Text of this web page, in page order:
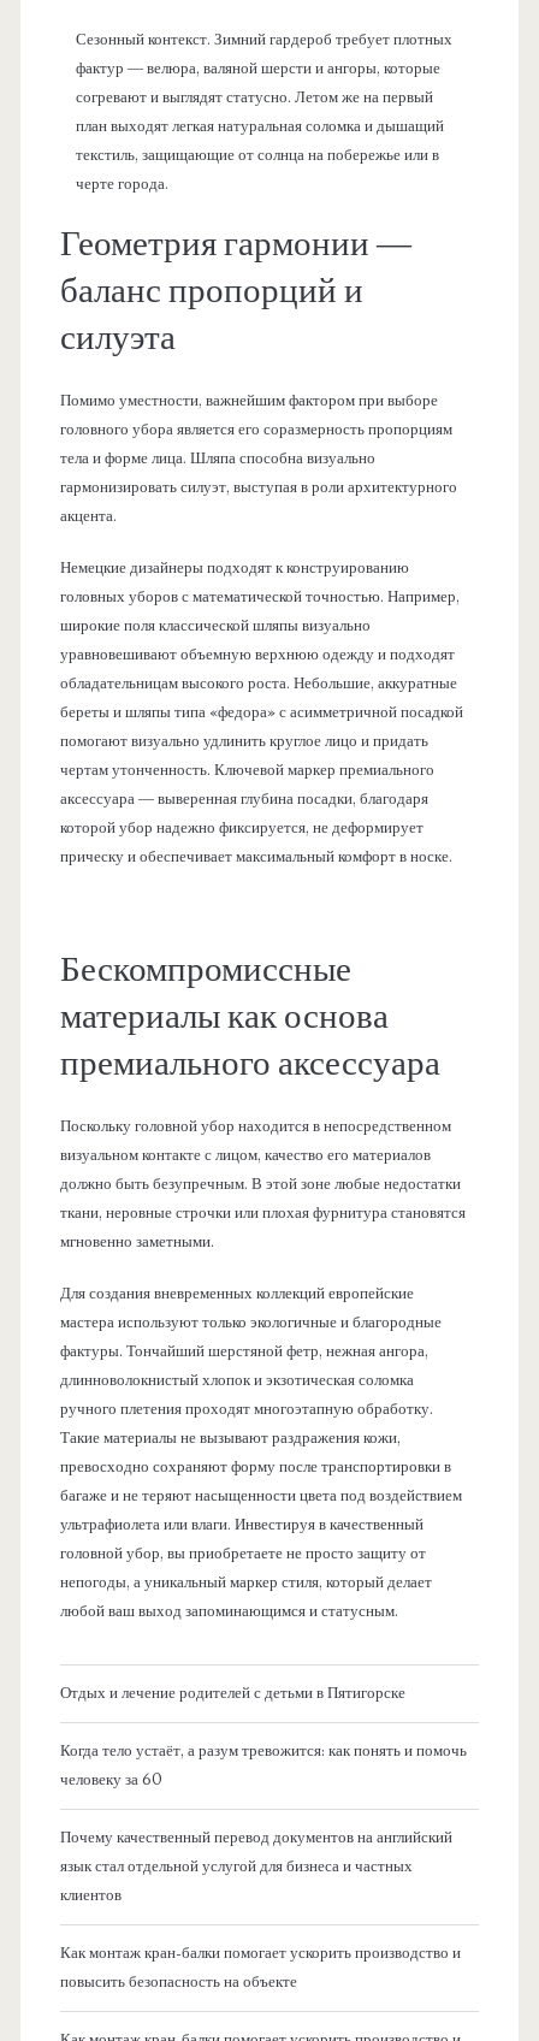
Сезонный контекст. Зимний гардероб требует плотных
фактур — велюра, валяной шерсти и ангоры, которые
согревают и выглядят статусно. Летом же на первый
план выходят легкая натуральная соломка и дышащий
текстиль, защищающие от солнца на побережье или в
черте города.
Геометрия гармонии —
баланс пропорций и
силуэта
Помимо уместности, важнейшим фактором при выборе
головного убора является его соразмерность пропорциям
тела и форме лица. Шляпа способна визуально
гармонизировать силуэт, выступая в роли архитектурного
акцента.
Немецкие дизайнеры подходят к конструированию
головных уборов с математической точностью. Например,
широкие поля классической шляпы визуально
уравновешивают объемную верхнюю одежду и подходят
обладательницам высокого роста. Небольшие, аккуратные
береты и шляпы типа «федора» с асимметричной посадкой
помогают визуально удлинить круглое лицо и придать
чертам утонченность. Ключевой маркер премиального
аксессуара — выверенная глубина посадки, благодаря
которой убор надежно фиксируется, не деформирует
прическу и обеспечивает максимальный комфорт в носке.
Бескомпромиссные
материалы как основа
премиального аксессуара
Поскольку головной убор находится в непосредственном
визуальном контакте с лицом, качество его материалов
должно быть безупречным. В этой зоне любые недостатки
ткани, неровные строчки или плохая фурнитура становятся
мгновенно заметными.
Для создания вневременных коллекций европейские
мастера используют только экологичные и благородные
фактуры. Тончайший шерстяной фетр, нежная ангора,
длинноволокнистый хлопок и экзотическая соломка
ручного плетения проходят многоэтапную обработку.
Такие материалы не вызывают раздражения кожи,
превосходно сохраняют форму после транспортировки в
багаже и не теряют насыщенности цвета под воздействием
ультрафиолета или влаги. Инвестируя в качественный
головной убор, вы приобретаете не просто защиту от
непогоды, а уникальный маркер стиля, который делает
любой ваш выход запоминающимся и статусным.
Отдых и лечение родителей с детьми в Пятигорске
Когда тело устаёт, а разум тревожится: как понять и помочь
человеку за 60
Почему качественный перевод документов на английский
язык стал отдельной услугой для бизнеса и частных
клиентов
Как монтаж кран-балки помогает ускорить производство и
повысить безопасность на объекте